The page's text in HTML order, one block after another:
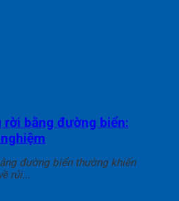
rời bằng đường biển:
đường biển thường khiến
rủi...